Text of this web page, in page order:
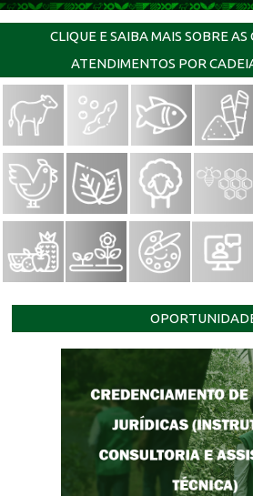
CLIQUE E SAIBA MAIS SOBRE AS
ATENDIMENTOS POR